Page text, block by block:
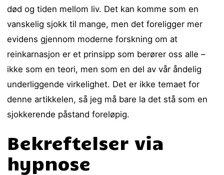
død og tiden mellom liv. Det kan komme som en
vanskelig sjokk til mange, men det foreligger mer
evidens gjennom moderne forskning om at
reinkarnasjon er et prinsipp som berører oss alle –
ikke som en teori, men som en del av vår åndelig
underliggende virkelighet. Det er ikke temaet for
denne artikkelen, så jeg må bare la det stå som en
sjokkerende påstand foreløpig.
Bekreftelser via
hypnose